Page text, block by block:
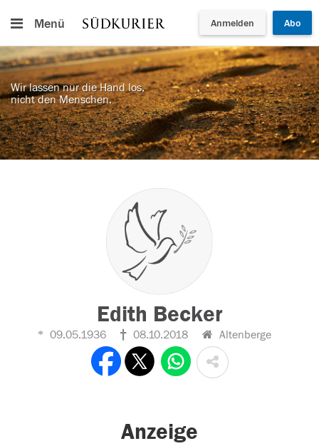
Menü Anmelden Abo
Wir lassen nur die Hand los,
nicht den Menschen.
Edith Becker
09.05.1936 08.10.2018 Altenberge
Anzeige